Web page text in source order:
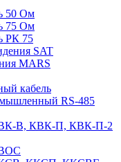
50 Ом
75 Ом
РК 75
SAT
MARS
кабель
RS-485
В, КВК-П, КВК-П-2